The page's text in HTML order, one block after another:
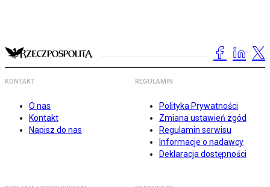
KONTAKT
O nas
Kontakt
Napisz do nas
REGULAMIN
Polityka Prywatności
Zmiana ustawień zgód
Regulamin serwisu
Informacje o nadawcy
Deklaracja dostępności